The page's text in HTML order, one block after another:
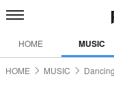
HOME MUSIC
HOME MUSIC